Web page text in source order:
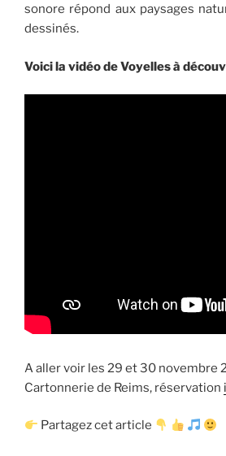
sonore répond aux paysages
dessinés.
Voici la vidéo de Voyelles à
A aller voir les 29 et 30 novembre
Cartonnerie de Reims, réservation
Partagez cet article